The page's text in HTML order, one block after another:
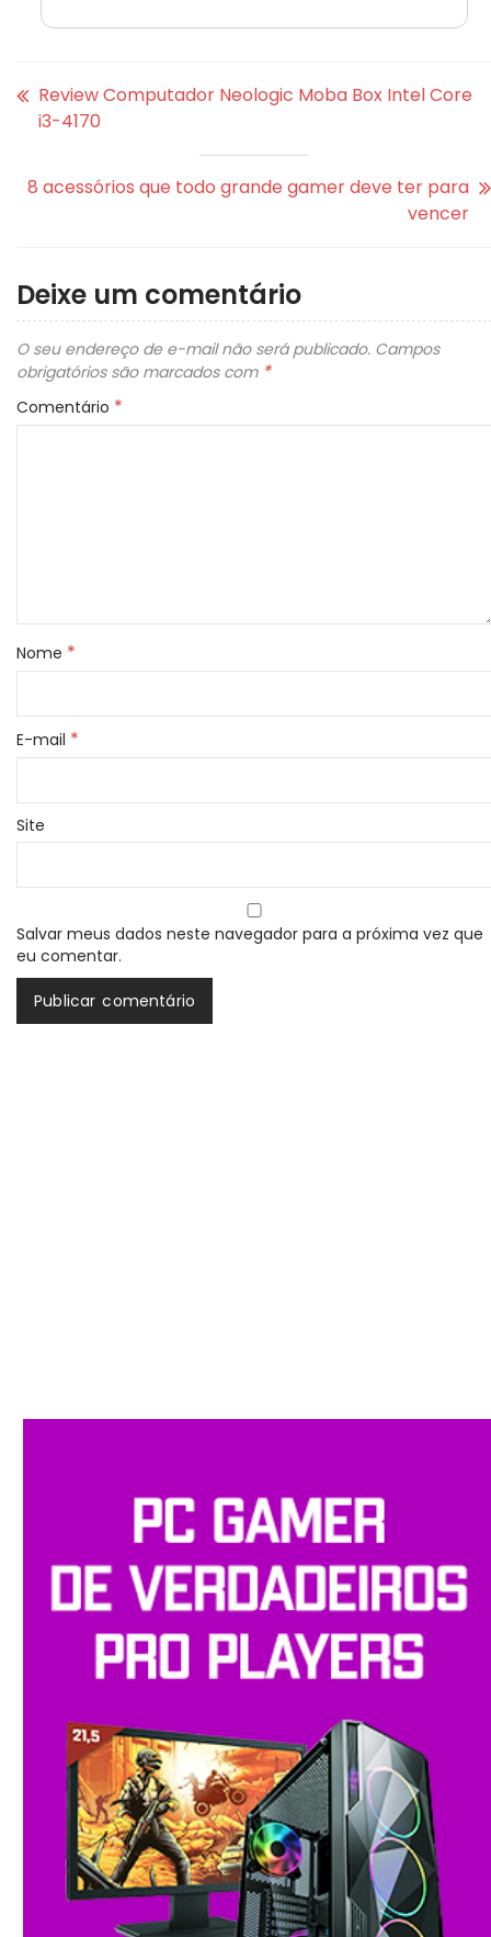
Review Computador Neologic Moba Box Intel Core
i3-4170
8 acessórios que todo grande gamer deve ter para
vencer
Deixe um comentário
O seu endereço de e-mail não será publicado. Campos
obrigatórios são marcados com *
Comentário *
Nome *
E-mail *
Site
Salvar meus dados neste navegador para a próxima vez que
eu comentar.